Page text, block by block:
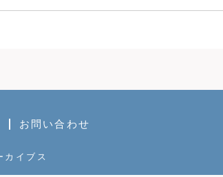
お問い合わせ
イブス